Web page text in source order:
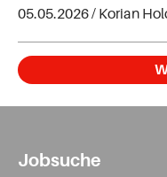
05.05.2026 / Korian
Jobsuche